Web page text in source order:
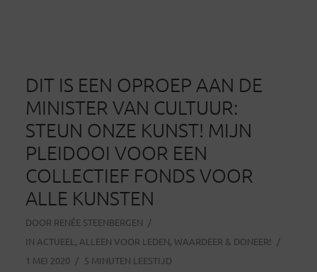
DIT IS EEN OPROEP AAN DE
MINISTER VAN CULTUUR:
STEUN ONZE KUNST! MIJN
PLEIDOOI VOOR EEN
COLLECTIEF FONDS VOOR
ALLE KUNSTEN
DOOR RENÉE STEENBERGEN
IN ACTUEEL , ALLEEN VOOR LEDEN, WAARDEER & DONEER!
1 MEI 2020
5 MINUTEN LEESTIJD